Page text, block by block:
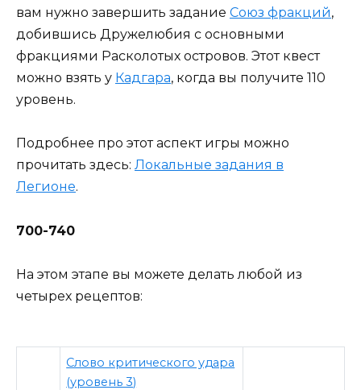
вам нужно завершить задание Союз фракций,
добившись Дружелюбия с основными
фракциями Расколотых островов. Этот квест
можно взять у Кадгара, когда вы получите 110
уровень.
Подробнее про этот аспект игры можно
прочитать здесь: Локальные задания в
Легионе.
700-740
На этом этапе вы можете делать любой из
четырех рецептов:
Слово критического удара
(уровень 3)